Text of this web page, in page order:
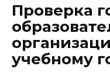
Проверка
учебному